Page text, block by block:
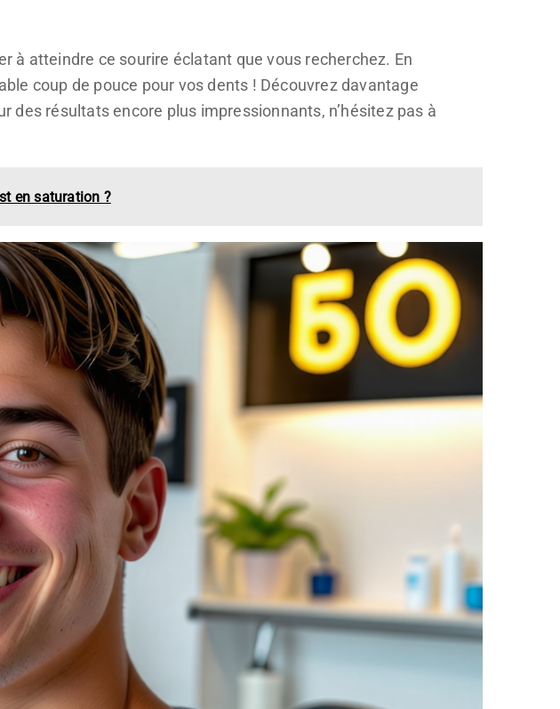
à atteindre ce sourire éclatant que vous recherchez. En
coup de pouce pour vos dents ! Découvrez davantage
des résultats encore plus impressionnants, n’hésitez pas à
en saturation ?